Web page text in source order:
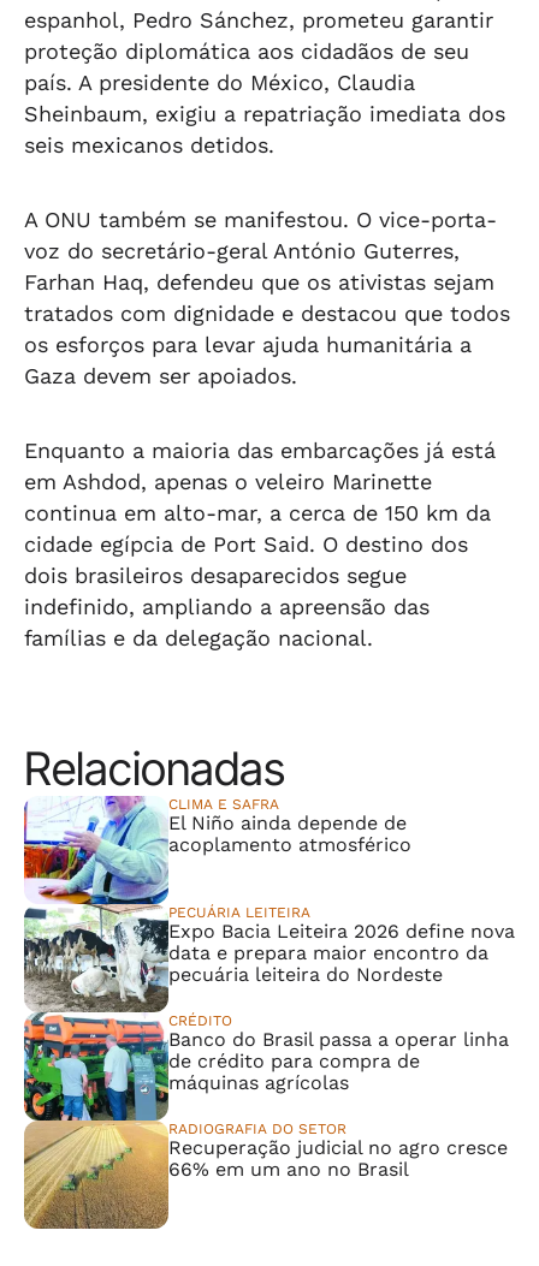
espanhol, Pedro Sánchez, prometeu garantir
proteção diplomática aos cidadãos de seu
país. A presidente do México, Claudia
Sheinbaum, exigiu a repatriação imediata dos
seis mexicanos detidos.
A ONU também se manifestou. O vice-porta-
voz do secretário-geral António Guterres,
Farhan Haq, defendeu que os ativistas sejam
tratados com dignidade e destacou que todos
os esforços para levar ajuda humanitária a
Gaza devem ser apoiados.
Enquanto a maioria das embarcações já está
em Ashdod, apenas o veleiro Marinette
continua em alto-mar, a cerca de 150 km da
cidade egípcia de Port Said. O destino dos
dois brasileiros desaparecidos segue
indefinido, ampliando a apreensão das
famílias e da delegação nacional.
Relacionadas
CLIMA E SAFRA
El Niño ainda depende de
acoplamento atmosférico
PECUÁRIA LEITEIRA
Expo Bacia Leiteira 2026 define nova
data e prepara maior encontro da
pecuária leiteira do Nordeste
CRÉDITO
Banco do Brasil passa a operar linha
de crédito para compra de
máquinas agrícolas
RADIOGRAFIA DO SETOR
Recuperação judicial no agro cresce
66% em um ano no Brasil